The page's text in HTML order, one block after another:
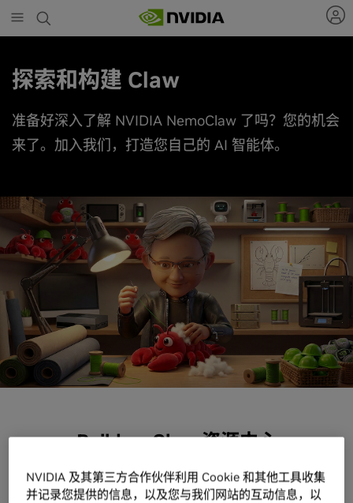
to
main
探索和构建 Claw
准备好深入了解 NVIDIA NemoClaw 了吗？您的机会
来了。加入我们，打造您自己的 AI 智能体。
Build-a-Claw 资源中心
您已见识到自主智能体的能力，现在是时候打造属于
NVIDIA 及其第三方合作伙伴利用 Cookie 和其他工具收集
并记录您提供的信息，以及您与我们网站的互动信息，以